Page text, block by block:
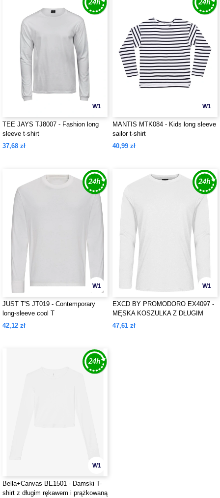
W1
TEE JAYS TJ8007 - Fashion long
sleeve t-shirt
37,68 zł
W1
MANTIS MTK084 - Kids long sleeve
sailor t-shirt
40,99 zł
W1
JUST T'S JT019 - Contemporary
long-sleeve cool T
42,12 zł
W1
EXCD BY PROMODORO EX4097 -
MĘSKA KOSZULKA Z DŁUGIM
RĘKAWEM
47,61 zł
W1
Bella+Canvas BE1501 - Damski T-
shirt z długim rękawem i prążkowaną